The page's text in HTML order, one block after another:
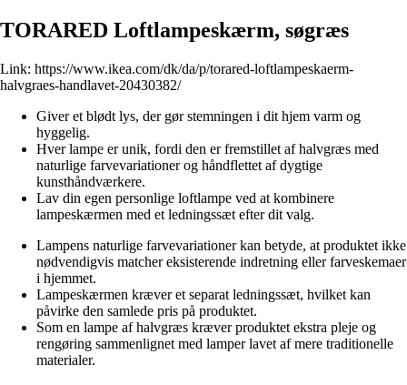
TORARED Loftlampeskærm, søgræs
Link: https://www.ikea.com/dk/da/p/torared-loftlampeskaerm-
halvgraes-handlavet-20430382/
Giver et blødt lys, der gør stemningen i dit hjem varm og
hyggelig.
Hver lampe er unik, fordi den er fremstillet af halvgræs med
naturlige farvevariationer og håndflettet af dygtige
kunsthåndværkere.
Lav din egen personlige loftlampe ved at kombinere
lampeskærmen med et ledningssæt efter dit valg.
Lampens naturlige farvevariationer kan betyde, at produktet ikke
nødvendigvis matcher eksisterende indretning eller farveskemaer
i hjemmet.
Lampeskærmen kræver et separat ledningssæt, hvilket kan
påvirke den samlede pris på produktet.
Som en lampe af halvgræs kræver produktet ekstra pleje og
rengøring sammenlignet med lamper lavet af mere traditionelle
materialer.